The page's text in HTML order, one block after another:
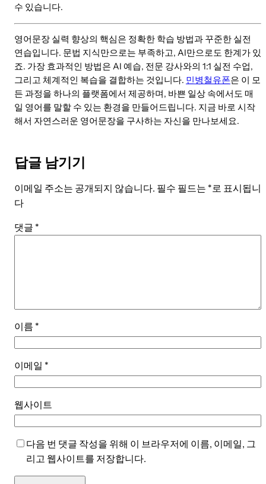
수 있습니다.
영어문장 실력 향상의 핵심은 정확한 학습 방법과 꾸준한 실전
연습입니다. 문법 지식만으로는 부족하고, AI만으로도 한계가 있
죠. 가장 효과적인 방법은 AI 예습, 전문 강사와의 1:1 실전 수업,
그리고 체계적인 복습을 결합하는 것입니다. 민병철유폰은 이 모
든 과정을 하나의 플랫폼에서 제공하며, 바쁜 일상 속에서도 매
일 영어를 말할 수 있는 환경을 만들어드립니다. 지금 바로 시작
해서 자연스러운 영어문장을 구사하는 자신을 만나보세요.
답글 남기기
이메일 주소는 공개되지 않습니다. 필수 필드는 *로 표시됩니
다
댓글 *
이름 *
이메일 *
웹사이트
다음 번 댓글 작성을 위해 이 브라우저에 이름, 이메일, 그
리고 웹사이트를 저장합니다.